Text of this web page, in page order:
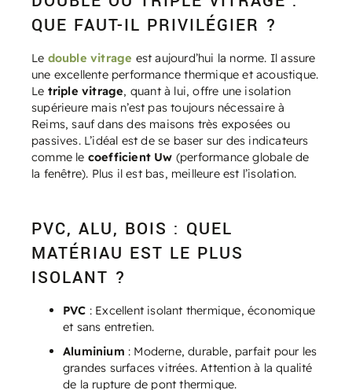
QUE FAUT-IL PRIVILÉGIER ?
Le double vitrage est aujourd’hui la norme. Il assure
une excellente performance thermique et acoustique.
Le triple vitrage, quant à lui, offre une isolation
supérieure mais n’est pas toujours nécessaire à
Reims, sauf dans des maisons très exposées ou
passives. L’idéal est de se baser sur des indicateurs
comme le coefficient Uw (performance globale de
la fenêtre). Plus il est bas, meilleure est l’isolation.
PVC, ALU, BOIS : QUEL
MATÉRIAU EST LE PLUS
ISOLANT ?
PVC : Excellent isolant thermique, économique
et sans entretien.
Aluminium : Moderne, durable, parfait pour les
grandes surfaces vitrées. Attention à la qualité
de la rupture de pont thermique.